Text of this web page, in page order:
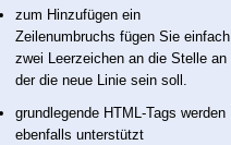
zum Hinzufügen ein
Zeilenumbruchs fügen Sie einfach
zwei Leerzeichen an die Stelle an
der die neue Linie sein soll.
grundlegende HTML-Tags werden
ebenfalls unterstützt